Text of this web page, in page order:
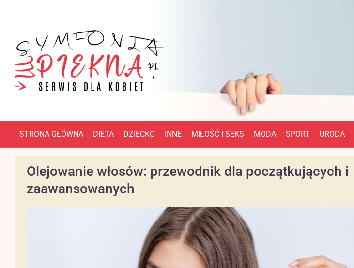
STRONA GŁÓWNA DIETA DZIECKO INNE MIŁOŚĆ I SEKS MODA SPORT URODA
Olejowanie włosów: przewodnik dla początkujących i
zaawansowanych